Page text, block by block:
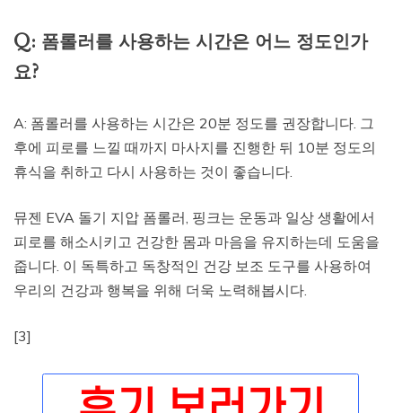
Q: 폼롤러를 사용하는 시간은 어느 정도인가
요?
A: 폼롤러를 사용하는 시간은 20분 정도를 권장합니다. 그
후에 피로를 느낄 때까지 마사지를 진행한 뒤 10분 정도의
휴식을 취하고 다시 사용하는 것이 좋습니다.
뮤젠 EVA 돌기 지압 폼롤러, 핑크는 운동과 일상 생활에서
피로를 해소시키고 건강한 몸과 마음을 유지하는데 도움을
줍니다. 이 독특하고 독창적인 건강 보조 도구를 사용하여
우리의 건강과 행복을 위해 더욱 노력해봅시다.
[3]